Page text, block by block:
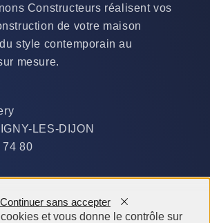
Constructeurs réalisent vos
de votre maison
style contemporain au
mesure.
LES-DIJON
74 80
: et vous donne le contrôle sur
Continuer sans accepter